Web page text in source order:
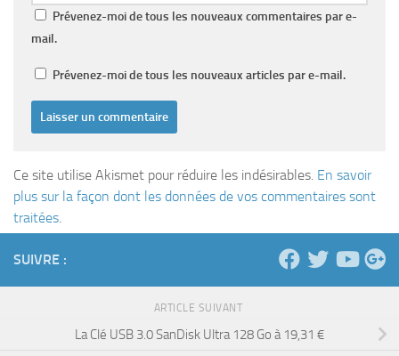
Prévenez-moi de tous les nouveaux commentaires par e-
mail.
Prévenez-moi de tous les nouveaux articles par e-mail.
Ce site utilise Akismet pour réduire les indésirables. En savoir
plus sur la façon dont les données de vos commentaires sont
traitées.
SUIVRE :
ARTICLE SUIVANT
La Clé USB 3.0 SanDisk Ultra 128 Go à 19,31 €